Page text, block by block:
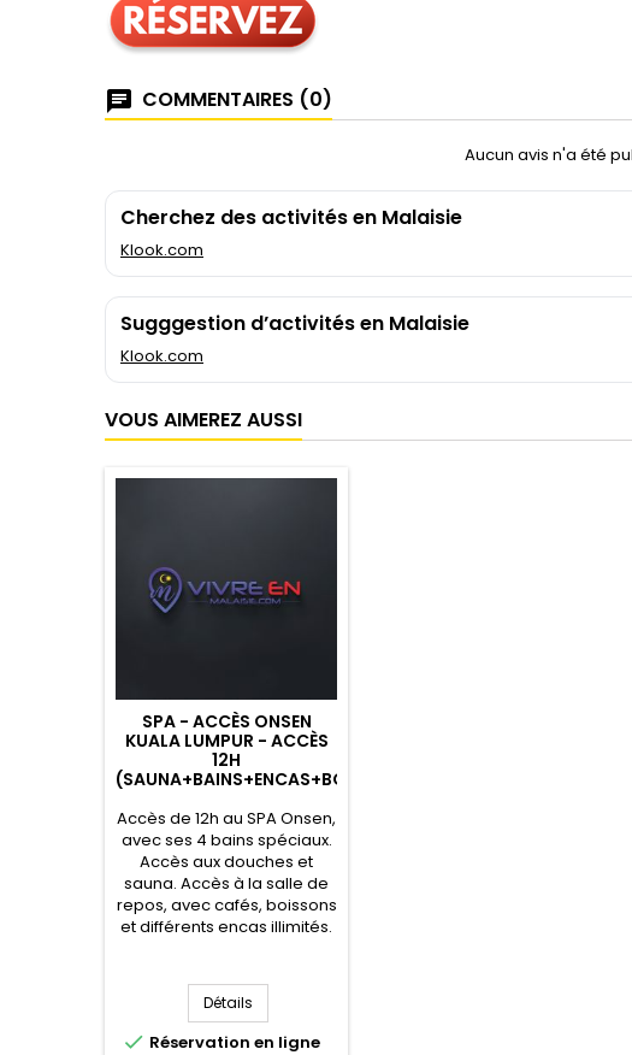
COMMENTAIRES (0)
Aucun avis n'a été
Cherchez des activités en Malaisie
Klook.com
Sugggestion d’activités en Malaisie
Klook.com
VOUS AIMEREZ AUSSI
SPA - ACCÈS ONSEN
KUALA LUMPUR - ACCÈS
12H
(SAUNA+BAINS+ENCAS+BOISSONS)
Accès de 12h au SPA Onsen,
avec ses 4 bains spéciaux.
Accès aux douches et
sauna. Accès à la salle de
repos, avec cafés, boissons
et différents encas illimités.
Détails
 Réservation en ligne